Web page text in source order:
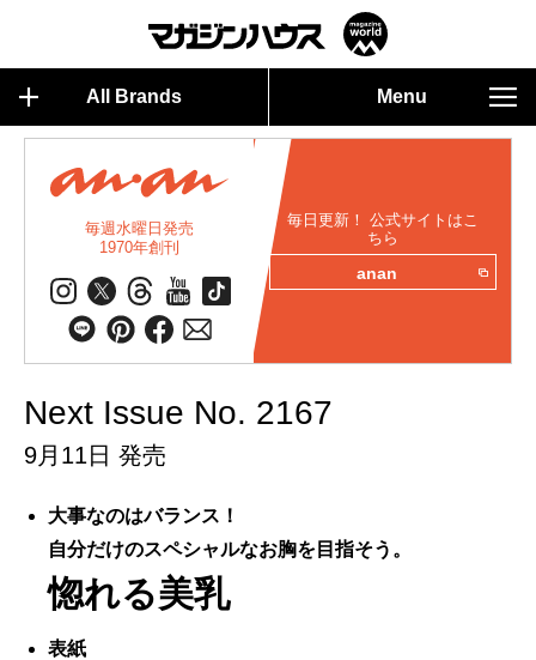
All Brands Menu
毎週水曜日発売
1970年創刊
毎日更新！ 公式サイトはこ
ちら
anan
Next Issue No. 2167
9月11日 発売
大事なのはバランス！
自分だけのスペシャルなお胸を目指そう。
惚れる美乳
表紙